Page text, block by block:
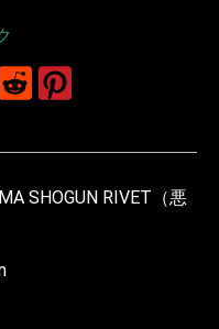
SHOGUN RIVET（悪